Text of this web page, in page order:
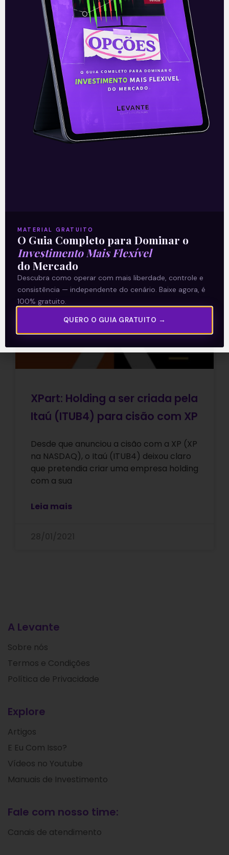
E EU COM ISSO
Acordo da XP com Itaú
Na manhã de segunda-feira (1), antes da
02/02/2021
E EU COM ISSO
XPart: Holding a ser criada pela
Itaú (ITUB4) para cisão com XP
Desde que anunciou a cisão com a XP (XP
na NASDAQ), o Itaú (ITUB4) deixou claro
que pretendia criar uma empresa holding
com a sua
Leia mais
A Levante
Sobre nós
Termos e Condições
Política de Privacidade
Explore
Artigos
E Eu Com Isso?
Vídeos no Youtube
Manuais de Investimento
Fale com nosso time:
Canais de atendimento
MATERIAL GRATUITO
O Guia Completo para Dominar o
Investimento Mais Flexível
do Mercado
Descubra como operar com mais liberdade, controle e
consistência — independente do cenário. Baixe agora, é
100% gratuito.
QUERO O GUIA GRATUITO →